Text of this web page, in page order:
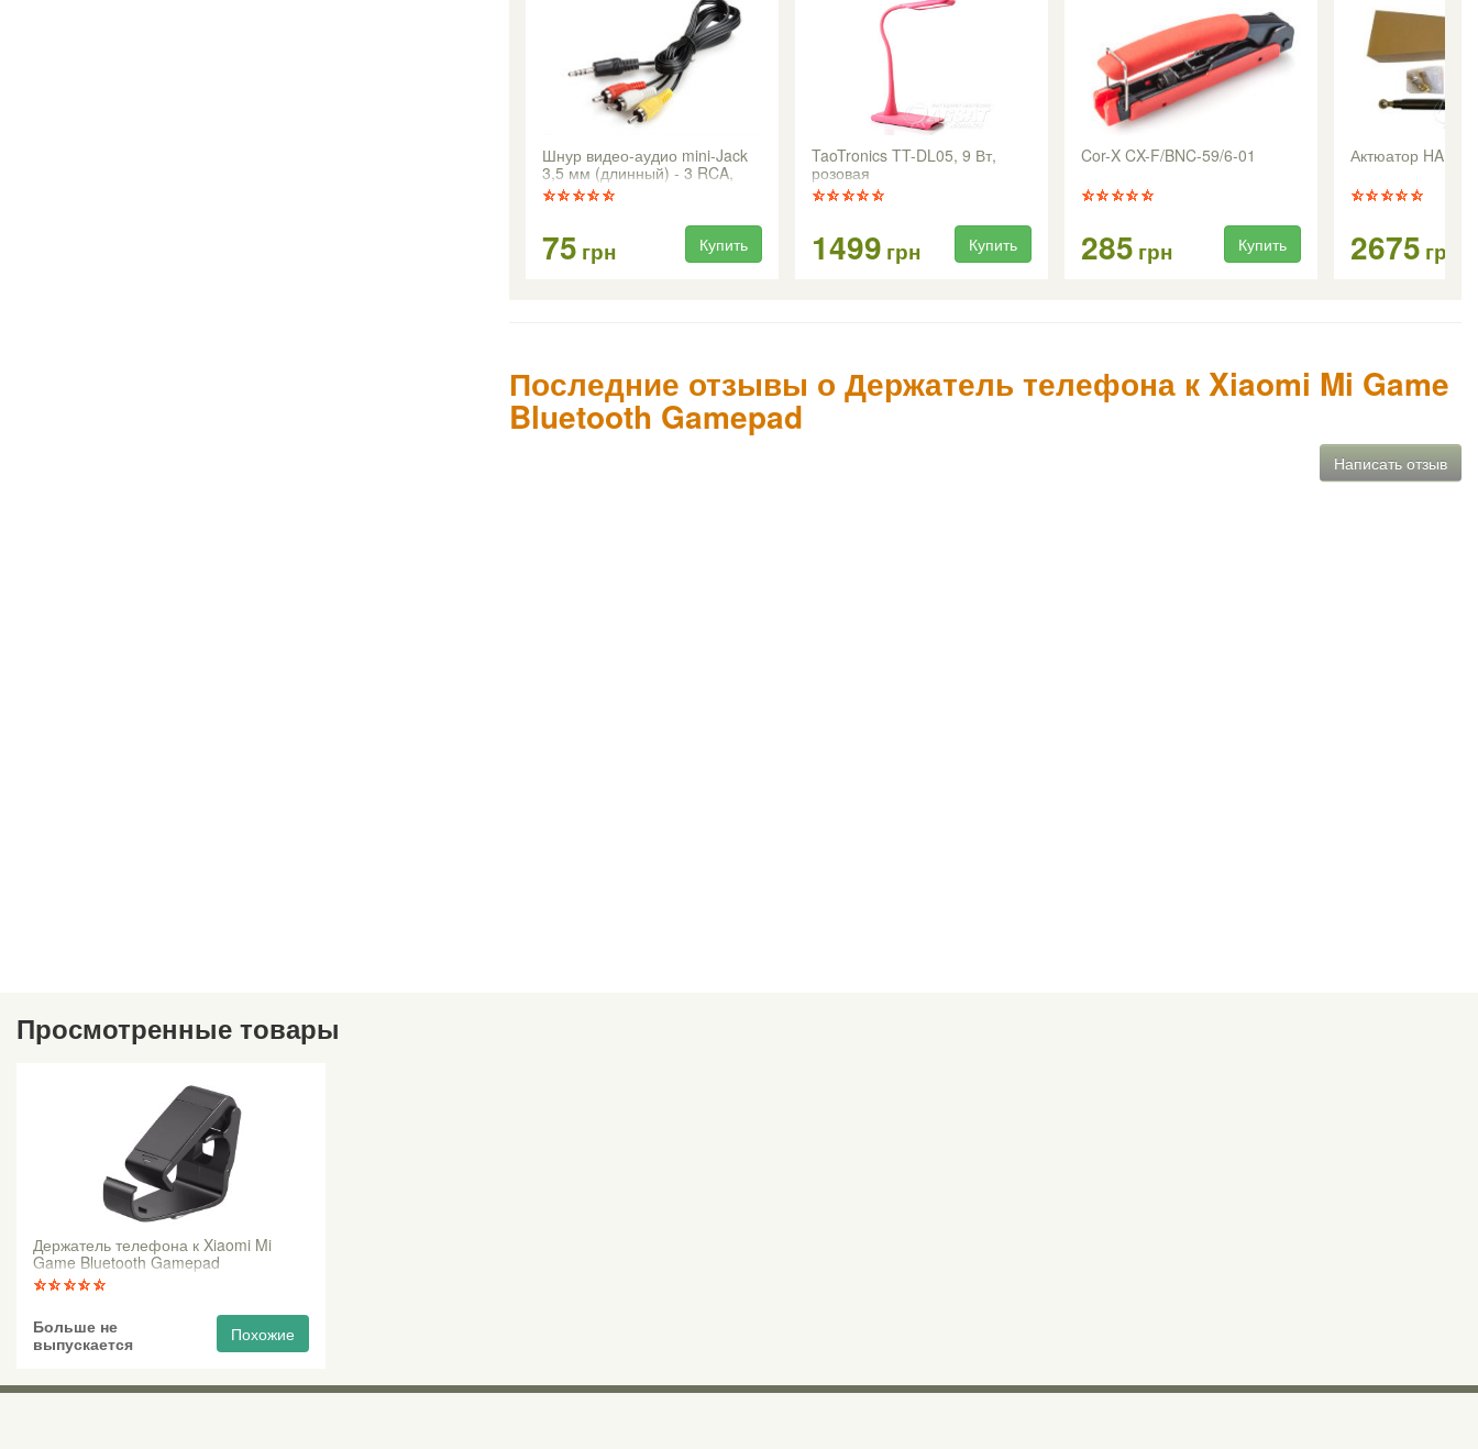
Шнур видео-аудио mini-Jack
3,5 мм (длинный) - 3 RCA,
1,0м
75 грн Купить
TaoTronics TT-DL05, 9 Вт,
розовая
1499 грн Купить
Cor-X CX-F/BNC-59/6-01
285 грн Купить
Актюатор HARL-
2675 грн
Последние отзывы о Держатель телефона к Xiaomi Mi Game
Bluetooth Gamepad
Написать отзыв
Просмотренные товары
Держатель телефона к Xiaomi Mi
Game Bluetooth Gamepad
Больше не
выпускается
Похожие